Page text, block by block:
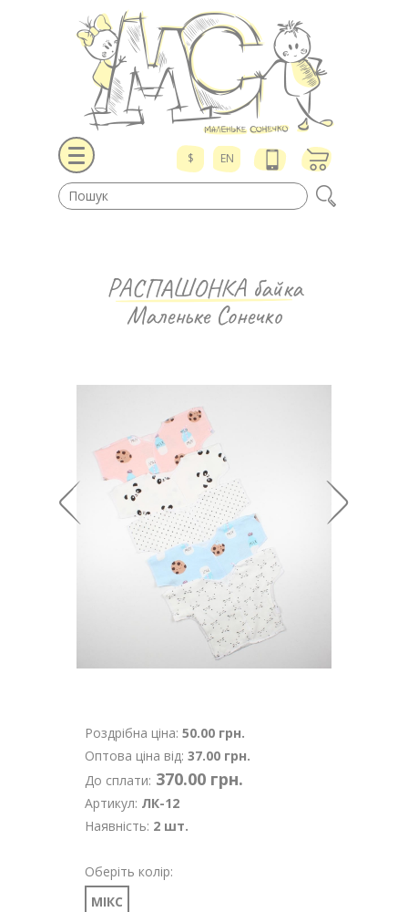
EN
$
РАСПАШОНКА байка
Маленьке Сонечко
Роздрібна ціна: 50.00 грн.
Оптова ціна від: 37.00 грн.
До сплати: 370.00 грн.
Артикул: ЛК-12
Наявність: 2 шт.
Оберіть колір:
МІКС